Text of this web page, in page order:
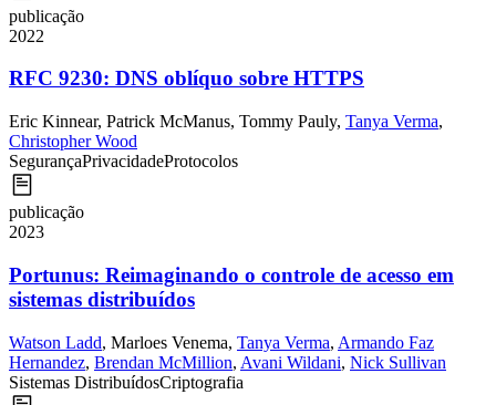
publicação
2022
RFC 9230: DNS oblíquo sobre HTTPS
Eric Kinnear, Patrick McManus, Tommy Pauly, Tanya Verma,
Christopher Wood
SegurançaPrivacidadeProtocolos
publicação
2023
Portunus: Reimaginando o controle de acesso em
sistemas distribuídos
Watson Ladd, Marloes Venema, Tanya Verma, Armando Faz
Hernandez, Brendan McMillion, Avani Wildani, Nick Sullivan
Sistemas DistribuídosCriptografia